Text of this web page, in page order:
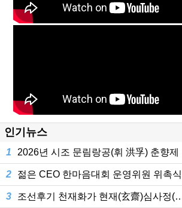
인기뉴스
1 2026년 시조 문림랑공(휘 洪孚) 춘향
2 젊은 CEO 한마음대회 운영위원 위촉식
3 조선후기 천재화가 현재(玄齋)심사정